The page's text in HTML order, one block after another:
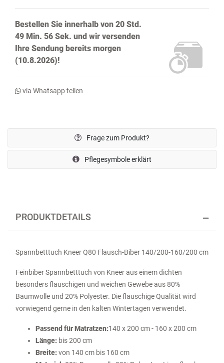
Bestellen Sie innerhalb von 20 Std.
49 Min. 55 Sek. und wir versenden
Ihre Sendung bereits morgen
(10.8.2026)!
via Whatsapp teilen
Frage zum Produkt?
Pflegesymbole erklärt
PRODUKTDETAILS
Spannbetttuch Kneer Q80 Flausch-Biber 140/200-160/200 cm
Feinbiber Spannbetttuch von Kneer aus einem dichten
besonders flauschigen und weichen Gewebe aus 80%
Baumwolle und 20% Polyester. Die flauschige Qualität wird
vorwiegend gerne in den kalten Wintertagen verwendet.
Passend für Matratzen:140 x 200 cm - 160 x 200 cm
Länge: bis 200 cm
Breite:von 140 cm bis 160 cm